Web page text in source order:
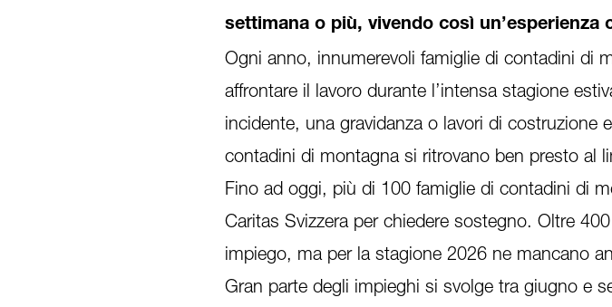
settimana o più, vivendo così
Ogni anno, innumerevoli famiglie di contadini di
affrontare il lavoro durante l’intensa stagione
incidente, una gravidanza o lavori di costruzione
contadini di montagna si ritrovano ben presto al
Fino ad oggi, più di 100 famiglie di contadini di
Caritas Svizzera per chiedere sostegno. Oltre
impiego, ma per la stagione 2026 ne mancano
Gran parte degli impieghi si svolge tra giugno e